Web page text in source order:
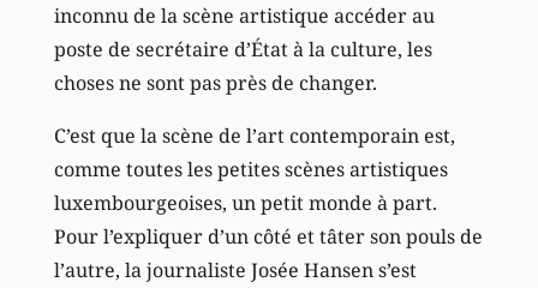
inconnu de la scène artistique accéder au
poste de secrétaire d’État à la culture, les
choses ne sont pas près de changer.
C’est que la scène de l’art contemporain est,
comme toutes les petites scènes artistiques
luxembourgeoises, un petit monde à part.
Pour l’expliquer d’un côté et tâter son pouls de
l’autre, la journaliste Josée Hansen s’est